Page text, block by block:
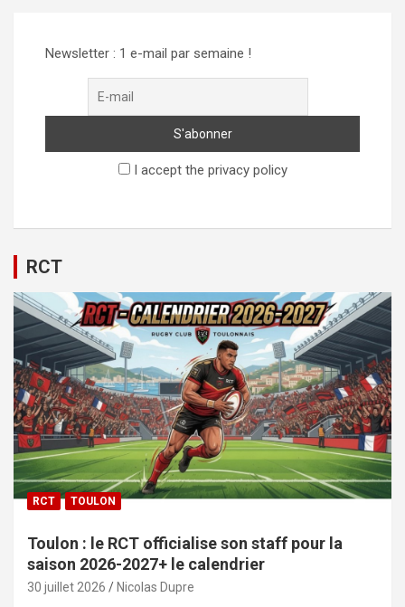
Newsletter : 1 e-mail par semaine !
I accept the privacy policy
RCT
RCT TOULON
Toulon : le RCT officialise son staff pour la
saison 2026-2027+ le calendrier
30 juillet 2026 Nicolas Dupre